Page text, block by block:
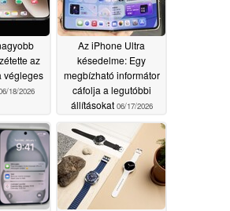
az
végleges
18/2026
Az iPhone Ultra
késedelme: Egy
megbízható informátor
cáfolja a legutóbbi
állításokat 06/17/2026